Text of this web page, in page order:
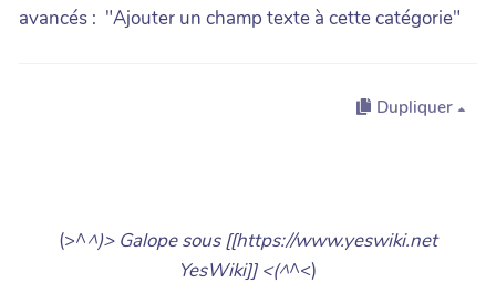
avancés : "Ajouter un champ texte à cette catégorie"
Dupliquer
(>^^)> Galope sous [[https://www.yeswiki.net
YesWiki]] <(^^<)